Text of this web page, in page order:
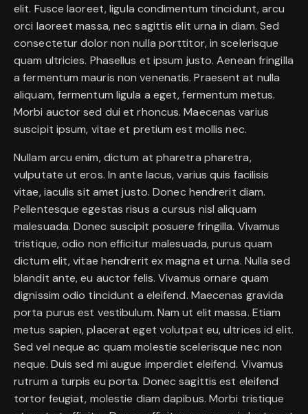
elit. Fusce laoreet, ligula condimentum tincidunt, arcu
orci laoreet massa, nec sagittis elit urna in diam. Sed
consectetur dolor non nulla porttitor, in scelerisque
quam ultricies. Phasellus et ipsum justo. Aenean fringilla
a fermentum mauris non venenatis. Praesent at nulla
aliquam, fermentum ligula a eget, fermentum metus.
Morbi auctor sed dui et rhoncus. Maecenas varius
suscipit ipsum, vitae et pretium est mollis nec.
Nullam arcu enim, dictum at pharetra pharetra,
vulputate ut eros. In ante lacus, varius quis facilisis
vitae, iaculis sit amet justo. Donec hendrerit diam.
Pellentesque egestas risus a cursus nisl aliquam
malesuada. Donec suscipit posuere fringilla. Vivamus
tristique, odio non efficitur malesuada, purus quam
dictum elit, vitae hendrerit ex magna et urna. Nulla sed
blandit ante, eu auctor felis. Vivamus ornare quam
dignissim odio tincidunt a eleifend. Maecenas gravida
porta purus est vestibulum. Nam ut elit massa. Etiam
metus sapien, placerat eget volutpat eu, ultrices id elit.
Sed vel neque ac quam molestie scelerisque nec non
neque. Duis sed mi augue imperdiet eleifend. Vivamus
rutrum a turpis eu porta. Donec sagittis est eleifend
tortor feugiat, molestie diam dapibus. Morbi tristique